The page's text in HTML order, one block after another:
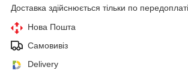
Доставка здійснюється тільки по передоплаті.
Нова Пошта
Самовивіз
Delivery